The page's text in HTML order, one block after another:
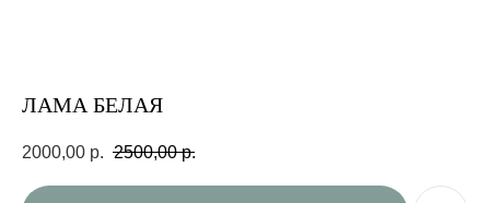
ЛАМА БЕЛАЯ
2000,00 р. 2500,00 р.